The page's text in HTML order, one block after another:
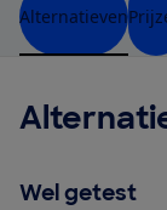
Alternatieven
Wel getest